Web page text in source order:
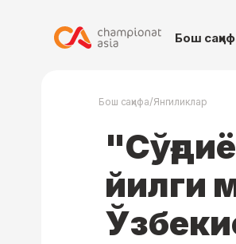
Бош
Бош саҳифа/Янгиликлар
йилги